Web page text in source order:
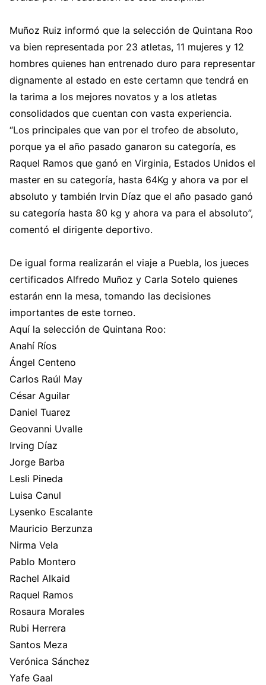
Muñoz Ruiz informó que la selección de Quintana Roo
va bien representada por 23 atletas, 11 mujeres y 12
hombres quienes han entrenado duro para representar
dignamente al estado en este certamn que tendrá en
la tarima a los mejores novatos y a los atletas
consolidados que cuentan con vasta experiencia.
“Los principales que van por el trofeo de absoluto,
porque ya el año pasado ganaron su categoría, es
Raquel Ramos que ganó en Virginia, Estados Unidos el
master en su categoría, hasta 64Kg y ahora va por el
absoluto y también Irvin Díaz que el año pasado ganó
su categoría hasta 80 kg y ahora va para el absoluto”,
comentó el dirigente deportivo.
De igual forma realizarán el viaje a Puebla, los jueces
certificados Alfredo Muñoz y Carla Sotelo quienes
estarán enn la mesa, tomando las decisiones
importantes de este torneo.
Aquí la selección de Quintana Roo:
Anahí Ríos
Ángel Centeno
Carlos Raúl May
César Aguilar
Daniel Tuarez
Geovanni Uvalle
Irving Díaz
Jorge Barba
Lesli Pineda
Luisa Canul
Lysenko Escalante
Mauricio Berzunza
Nirma Vela
Pablo Montero
Rachel Alkaid
Raquel Ramos
Rosaura Morales
Rubi Herrera
Santos Meza
Verónica Sánchez
Yafe Gaal